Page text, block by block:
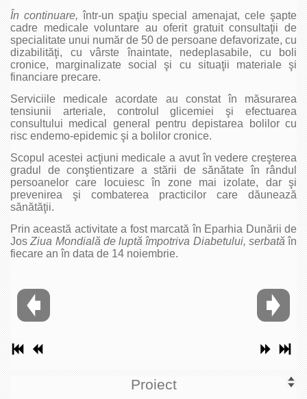
În continuare,într-un spaţiu special amenajat, cele şapte
cadre medicale voluntare au oferit gratuit consultaţii de
specialitate unui număr de 50 de persoane defavorizate, cu
dizabilităţi, cu vârste înaintate, nedeplasabile, cu boli
cronice, marginalizate social şi cu situaţii materiale şi
financiare precare.
Serviciile medicale acordate au constat în măsurarea
tensiunii arteriale, controlul glicemiei şi efectuarea
consultului medical general pentru depistarea bolilor cu
risc endemo-epidemic şi a bolilor cronice.
Scopul acestei acţiuni medicale a avut în vedere creşterea
gradul de conştientizare a stării de sănătate în rândul
persoanelor care locuiesc în zone mai izolate, dar şi
prevenirea şi combaterea practicilor care dăunează
sănătăţii.
Prin această activitate a fost marcată în Eparhia Dunării de
JosZiua Mondială de luptă împotriva Diabetului, serbatăîn
fiecare an în data de 14 noiembrie.
Proiect